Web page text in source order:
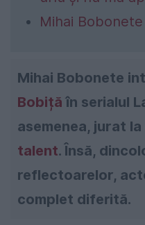
Mihai
Mihai Bobonete
Bobiță în serialul
asemenea, jurat la
talent. Însă,
reflectoarelor,
complet diferită.